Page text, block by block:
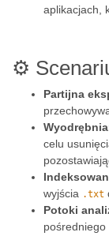
aplikacjach,
⚙️
Partijna
celu
wyjścia .txt
Potoki
pośredniego